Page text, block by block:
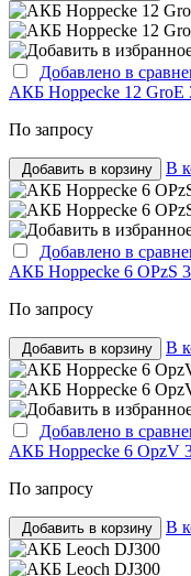
Добавлено в
АКБ Hoppecke 12 GroE
По запросу
Добавить в корзину В
Добавлено в
АКБ Hoppecke 6 OPzS
По запросу
Добавить в корзину В
Добавлено в
АКБ Hoppecke 6 OpzV
По запросу
Добавить в корзину В